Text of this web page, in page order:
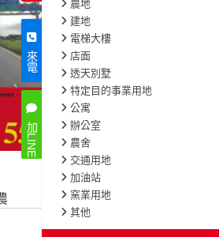
農地
建地
電梯大樓
店面
透天別墅
特定目的事業用地
公寓
辦公室
農舍
交通用地
加油站
窯業用地
其他
來電
加LINE